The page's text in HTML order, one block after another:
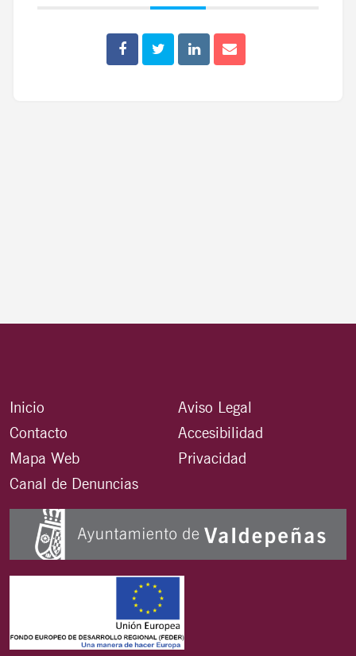
Inicio
Contacto
Mapa Web
Canal de Denuncias
Aviso Legal
Accesibilidad
Privacidad